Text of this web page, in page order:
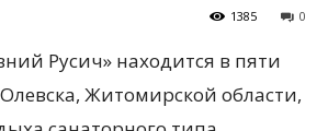
0
1385
Русич» находится в пяти
Житомирской области,